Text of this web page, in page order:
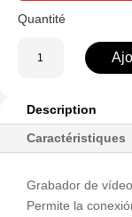
NVR504-
64E-
Description
Caractéristiques
Grabador de
Permite la